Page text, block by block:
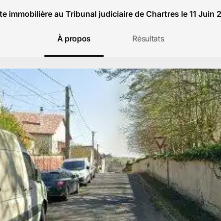
immobilière au Tribunal judiciaire de Chartres le 11 Juin
À propos Résultats